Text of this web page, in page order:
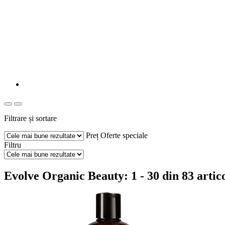
Filtrare și sortare
Preț Oferte speciale
Filtru
Evolve Organic Beauty: 1 - 30 din 83